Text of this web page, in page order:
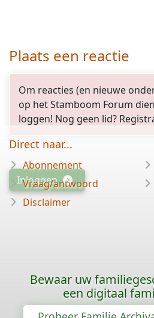
Plaats een reactie
Om reacties (en nieuwe
op het Stamboom Forum
loggen! Nog geen lid?
Inloggen
Direct naar...
Abonnement
Vraag/antwoord
Disclaimer
Bewaar uw
een digitaal